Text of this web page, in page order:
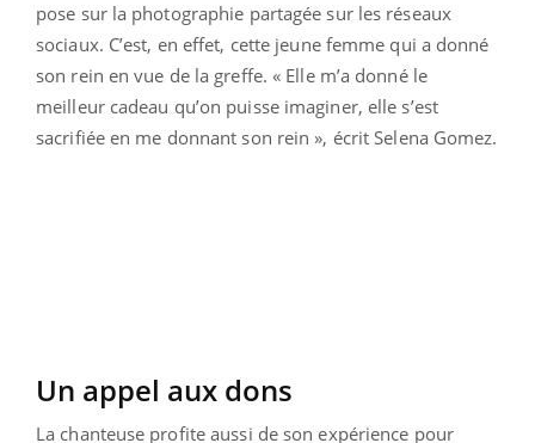
pose sur la photographie partagée sur les réseaux
sociaux. C’est, en effet, cette jeune femme qui a donné
son rein en vue de la greffe. « Elle m’a donné le
meilleur cadeau qu’on puisse imaginer, elle s’est
sacrifiée en me donnant son rein », écrit Selena Gomez.
Un appel aux dons
La chanteuse profite aussi de son expérience pour